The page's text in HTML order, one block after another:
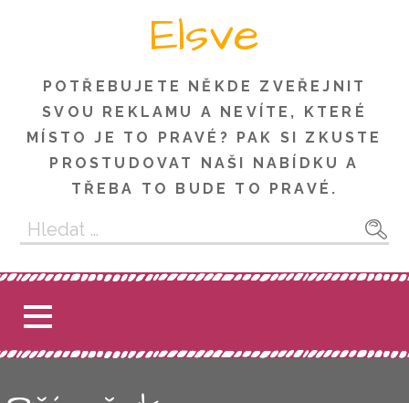
Elsve
POTŘEBUJETE NĚKDE ZVEŘEJNIT
SVOU REKLAMU A NEVÍTE, KTERÉ
MÍSTO JE TO PRAVÉ? PAK SI ZKUSTE
PROSTUDOVAT NAŠI NABÍDKU A
TŘEBA TO BUDE TO PRAVÉ.
Vyhledávání